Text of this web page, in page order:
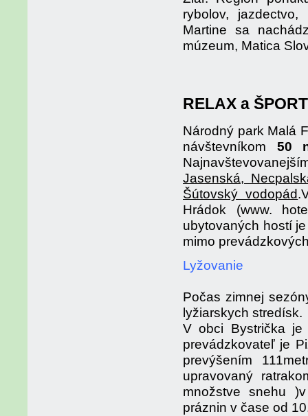
rybolov,
Martine sa
múzeum, Matica
RELAX a ŠPORT
Národný park Malá
návštevníkom 50
Jasenská,
Šútovský vodopád
Hrádok (www.
ubytovaných hostí
mimo
Lyžovanie
Počas zimnej
lyžiarskych stredísk.
V obci Bystrička je
prevádzkovateľ je
prevýšením
upravovaný
množstve snehu
práznin v čase od